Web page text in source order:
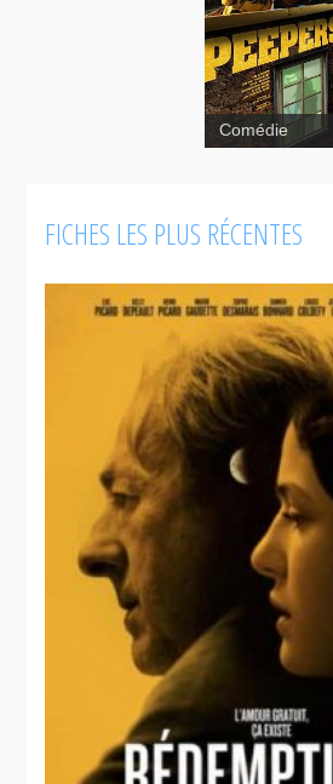
Peepers
Comédie
FICHES LES PLUS RÉCENTES